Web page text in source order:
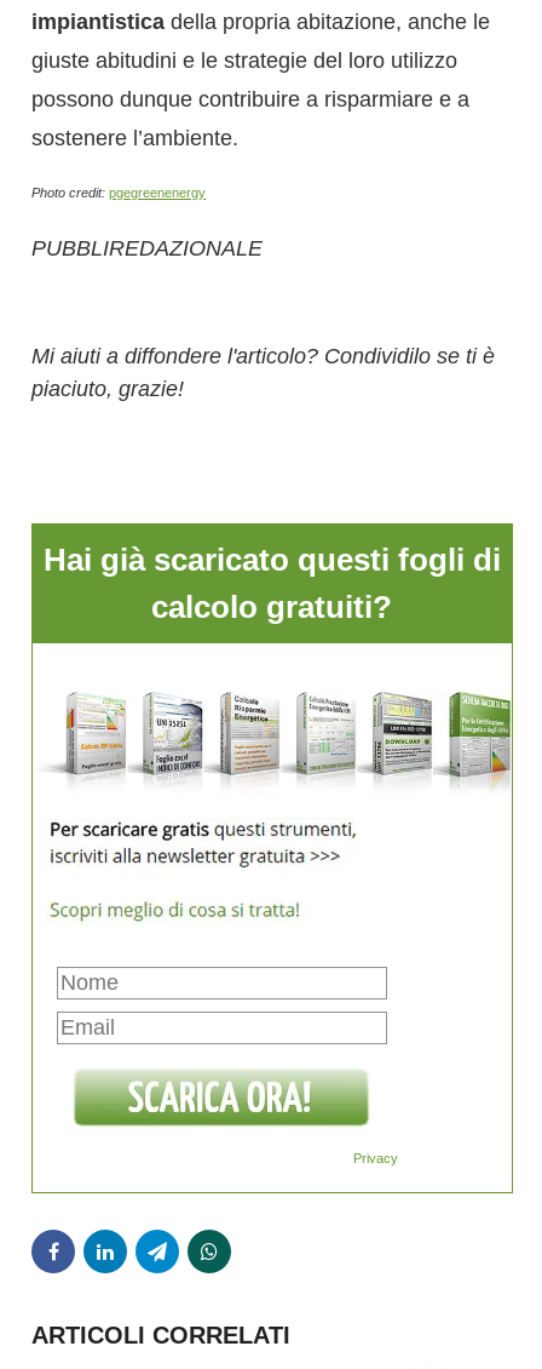
impiantistica della propria abitazione, anche le
giuste abitudini e le strategie del loro utilizzo
possono dunque contribuire a risparmiare e a
sostenere l’ambiente.
Photo credit: pgegreenenergy
PUBBLIREDAZIONALE
Mi aiuti a diffondere l'articolo? Condividilo se ti è
piaciuto, grazie!
Hai già scaricato questi fogli di
calcolo gratuiti?
Privacy
ARTICOLI CORRELATI